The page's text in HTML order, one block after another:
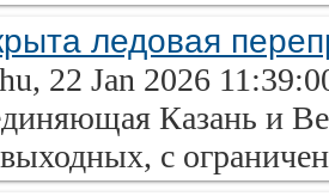
ледовая
22 Jan 2026
Казань и
с